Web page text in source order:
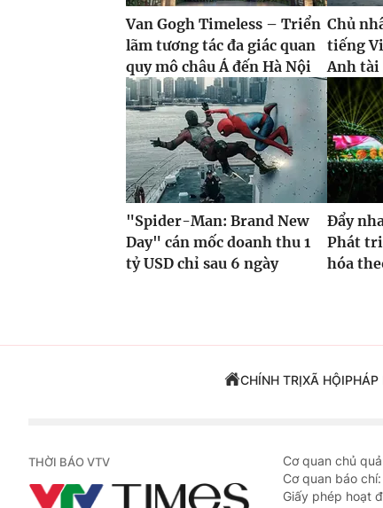
Van Gogh Timeless – Triển
lãm tương tác đa giác quan
quy mô châu Á đến Hà Nội
Chủ
tiếng
Anh tài
"Spider-Man: Brand New
Day" cán mốc doanh thu 1
tỷ USD chỉ sau 6 ngày
Đẩy
Phát
hóa
CHÍNH TRỊXÃ HỘIPHÁP
THỜI BÁO VTV Cơ quan chủ
Cơ quan báo chí:
Giấy phép hoạt